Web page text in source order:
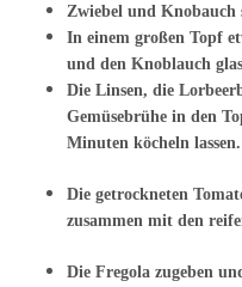
Zwiebel und Knobauch
In einem großen Topf
und den Knoblauch
Die Linsen, die
Gemüsebrühe in den
Minuten köcheln lassen.
Die getrockneten
zusammen mit den
Die Fregola zugeben